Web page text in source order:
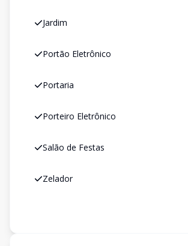
Jardim
Portão Eletrônico
Portaria
Porteiro Eletrônico
Salão de Festas
Zelador